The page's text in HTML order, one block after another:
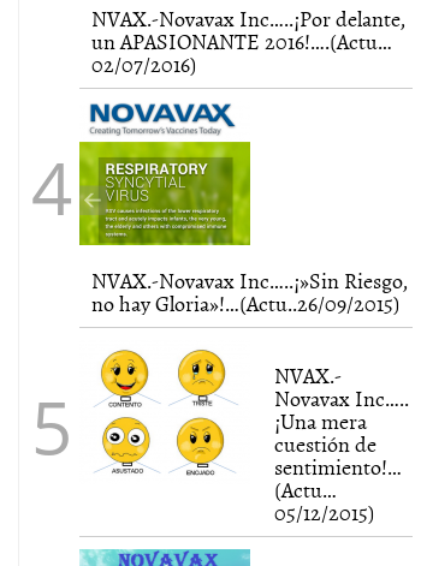
NVAX.-Novavax Inc…..¡Por delante,
un APASIONANTE 2016!….(Actu…
02/07/2016)
NVAX.-Novavax Inc…..¡»Sin Riesgo,
no hay Gloria»!…(Actu..26/09/2015)
NVAX.-
Novavax Inc…..
¡Una mera
cuestión de
sentimiento!…
(Actu…
05/12/2015)